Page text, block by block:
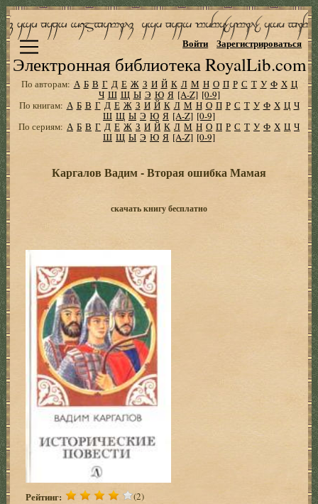
Электронная библиотека RoyalLib.com
Войти Зарегистрироваться
По авторам: А Б В Г Д Е Ж З И Й К Л М Н О П Р С Т У Ф Х Ц
Ч Ш Щ Ы Э Ю Я [A-Z] [0-9]
По книгам: А Б В Г Д Е Ж З И Й К Л М Н О П Р С Т У Ф Х Ц Ч
Ш Щ Ы Э Ю Я [A-Z] [0-9]
По сериям: А Б В Г Д Е Ж З И Й К Л М Н О П Р С Т У Ф Х Ц Ч
Ш Щ Ы Э Ю Я [A-Z] [0-9]
Каргалов Вадим - Вторая ошибка Мамая
скачать книгу бесплатно
Рейтинг: (2)